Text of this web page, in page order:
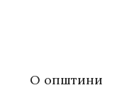
О општини